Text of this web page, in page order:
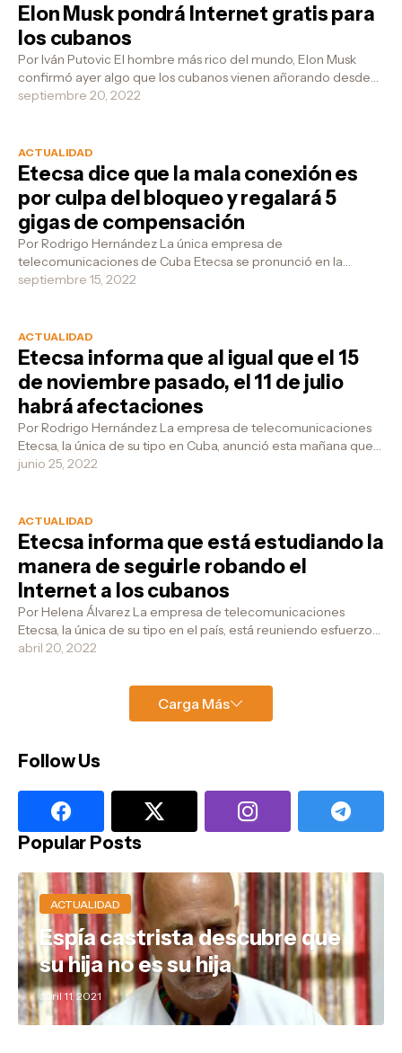
Elon Musk pondrá Internet gratis para
los cubanos
Por Iván Putovic El hombre más rico del mundo, Elon Musk
confirmó ayer algo que los cubanos vienen añorando desde
hace varios años y ahor...
septiembre 20, 2022
ACTUALIDAD
Etecsa dice que la mala conexión es
por culpa del bloqueo y regalará 5
gigas de compensación
Por Rodrigo Hernández La única empresa de
telecomunicaciones de Cuba Etecsa se pronunció en la
mañana de hoy por la cantidad de quejas qu...
septiembre 15, 2022
ACTUALIDAD
Etecsa informa que al igual que el 15
de noviembre pasado, el 11 de julio
habrá afectaciones
Por Rodrigo Hernández La empresa de telecomunicaciones
Etecsa, la única de su tipo en Cuba, anunció esta mañana que
el próximo 11 de julio...
junio 25, 2022
ACTUALIDAD
Etecsa informa que está estudiando la
manera de seguirle robando el
Internet a los cubanos
Por Helena Álvarez La empresa de telecomunicaciones
Etecsa, la única de su tipo en el país, está reuniendo esfuerzos
para seguirle haciendo ...
abril 20, 2022
Carga Más
Follow Us
Popular Posts
ACTUALIDAD
Espía castrista descubre que
su hija no es su hija
abril 11, 2021